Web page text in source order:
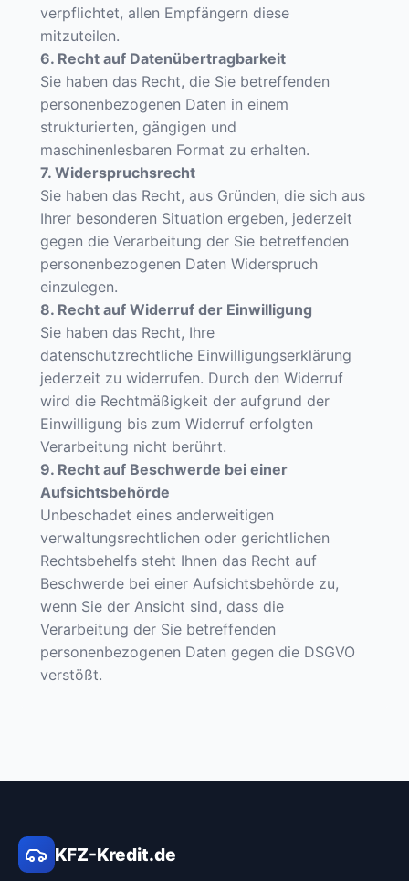
verpflichtet, allen Empfängern diese
mitzuteilen.
6. Recht auf Datenübertragbarkeit
Sie haben das Recht, die Sie betreffenden
personenbezogenen Daten in einem
strukturierten, gängigen und
maschinenlesbaren Format zu erhalten.
7. Widerspruchsrecht
Sie haben das Recht, aus Gründen, die sich aus
Ihrer besonderen Situation ergeben, jederzeit
gegen die Verarbeitung der Sie betreffenden
personenbezogenen Daten Widerspruch
einzulegen.
8. Recht auf Widerruf der Einwilligung
Sie haben das Recht, Ihre
datenschutzrechtliche Einwilligungserklärung
jederzeit zu widerrufen. Durch den Widerruf
wird die Rechtmäßigkeit der aufgrund der
Einwilligung bis zum Widerruf erfolgten
Verarbeitung nicht berührt.
9. Recht auf Beschwerde bei einer
Aufsichtsbehörde
Unbeschadet eines anderweitigen
verwaltungsrechtlichen oder gerichtlichen
Rechtsbehelfs steht Ihnen das Recht auf
Beschwerde bei einer Aufsichtsbehörde zu,
wenn Sie der Ansicht sind, dass die
Verarbeitung der Sie betreffenden
personenbezogenen Daten gegen die DSGVO
verstößt.
KFZ-Kredit.de